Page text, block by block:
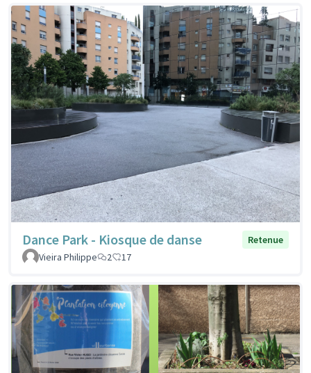
Dance Park - Kiosque de danse
Retenue
Vieira Philippe
2 17